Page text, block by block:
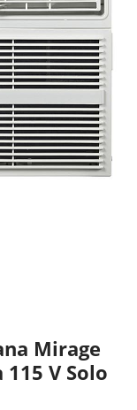
Mirage
115 V Solo